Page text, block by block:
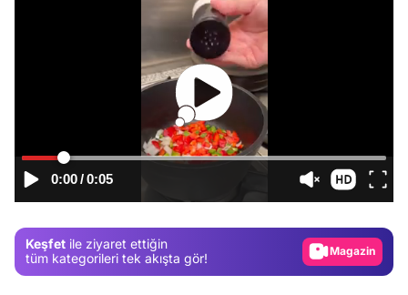
0:00/0:05
Keşfet ile ziyaret ettiğin
tüm kategorileri tek akışta gör!
Video
Test
Magazin